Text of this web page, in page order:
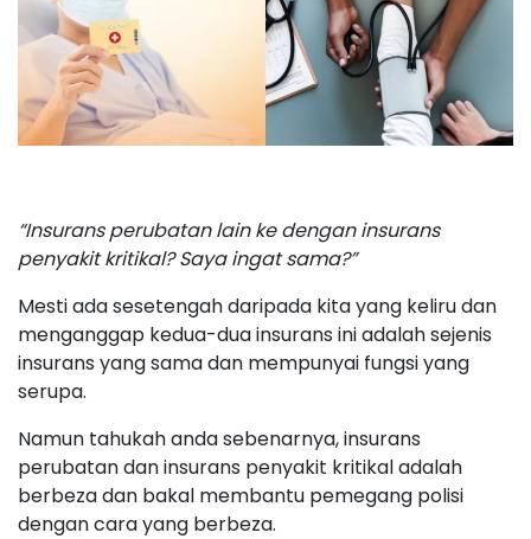
“Insurans perubatan lain ke dengan insurans
penyakit kritikal? Saya ingat sama?”
Mesti ada sesetengah daripada kita yang keliru dan
menganggap kedua-dua insurans ini adalah sejenis
insurans yang sama dan mempunyai fungsi yang
serupa.
Namun tahukah anda sebenarnya, insurans
perubatan dan insurans penyakit kritikal adalah
berbeza dan bakal membantu pemegang polisi
dengan cara yang berbeza.